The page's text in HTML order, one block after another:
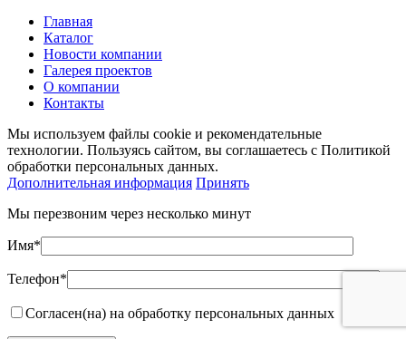
Главная
Каталог
Новости компании
Галерея проектов
О компании
Контакты
Мы используем файлы cookie и рекомендательные
технологии. Пользуясь сайтом, вы соглашаетесь с Политикой
обработки персональных данных.
Дополнительная информация Принять
Мы перезвоним через несколько минут
Имя*
Телефон*
Согласен(на) на обработку персональных данных